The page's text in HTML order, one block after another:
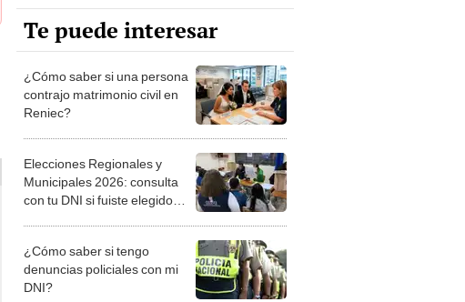
Te puede interesar
¿Cómo saber si una persona
contrajo matrimonio civil en
Reniec?
Elecciones Regionales y
Municipales 2026: consulta
con tu DNI si fuiste elegido
la ONPE
¿Cómo saber si tengo
denuncias policiales con mi
DNI?